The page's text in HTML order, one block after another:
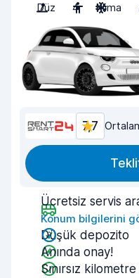
Düz
4 Klima
7,7
Ücretsiz servis
Konum bilgilerini
Düşük depozito
Anında onay!
Sınırsız kilometre